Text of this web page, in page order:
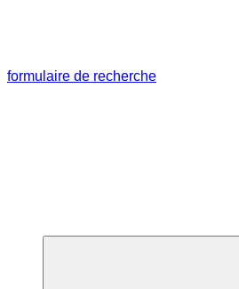
formulaire de recherche